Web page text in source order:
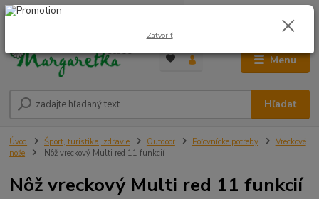
Menu
Hľadať
0948 236 042
0,00 €
Úvod Šport, turistika, zdravie Outdoor Poľovnícke potreby
Vreckové
nože
Nôž vreckový Multi red 11 funkcií
Nôž vreckový Multi red 11 funkcií
Zatvoriť